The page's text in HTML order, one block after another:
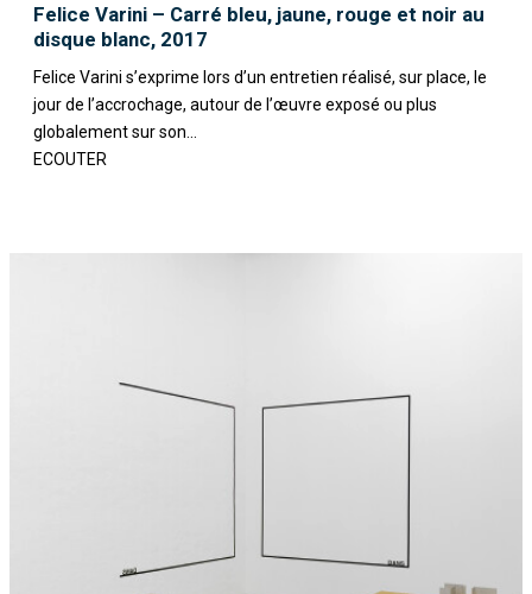
Felice Varini – Carré bleu, jaune, rouge et noir au
disque blanc, 2017
Felice Varini s’exprime lors d’un entretien réalisé, sur place, le
jour de l’accrochage, autour de l’œuvre exposé ou plus
globalement sur son...
ECOUTER